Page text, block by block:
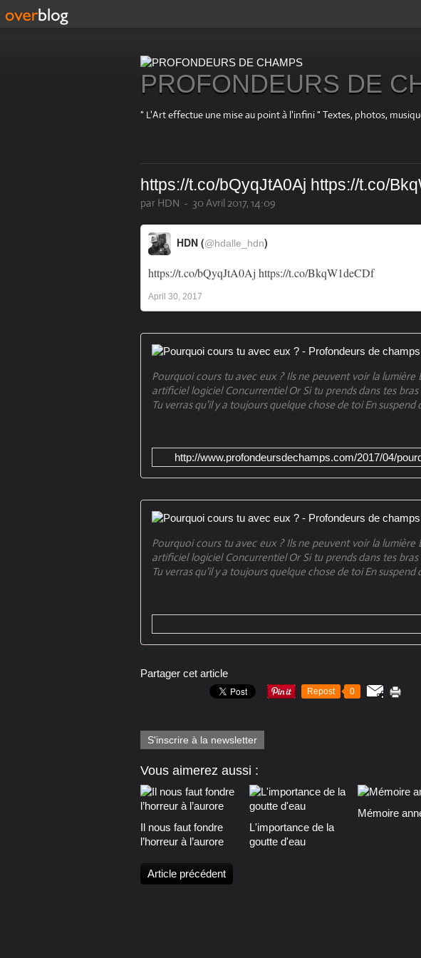
PROFONDEURS DE
" L'Art effectue une mise au point à l'infini " Textes, photos,
https://t.co/bQyqJtA0Aj https://t.co/
par HDN - 30 Avril 2017, 14:09
https://t.co/bQyqJtA0Aj https://t.co/BkqW1deCDf
HDN (@hdalle_hdn)
April 30, 2017
Pourquoi cours tu avec eux ? Ils ne peuvent voir la
artificiel logiciel Concurrentiel Or Si tu prends dans tes
Tu verras qu'il y a toujours quelque chose de toi En suspend
http://www.profondeursdechamps.com/2017/04/
Pourquoi cours tu avec eux ? Ils ne peuvent voir la
artificiel logiciel Concurrentiel Or Si tu prends dans tes
Tu verras qu'il y a toujours quelque chose de toi En suspend
Partager cet article
Repost 0
S'inscrire à la newsletter
Vous aimerez aussi :
Il nous faut fondre
l’horreur à l’aurore
L'importance de la
goutte d'eau
Mémoire
Article précédent